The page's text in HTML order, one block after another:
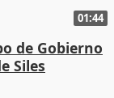
01:44
de Gobierno
Siles